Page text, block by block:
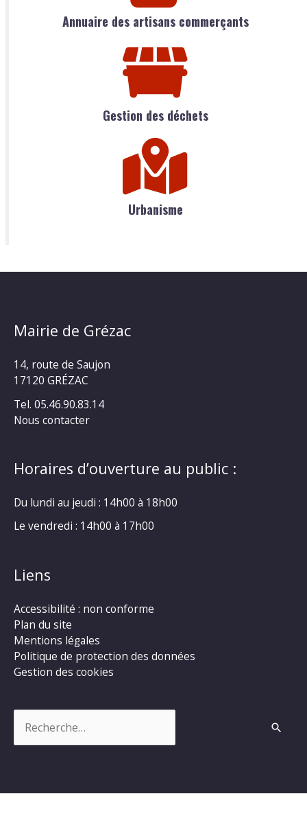
Annuaire des artisans commerçants
Gestion des déchets
Urbanisme
Mairie de Grézac
14, route de Saujon
17120 GRÉZAC
Tel. 05.46.90.83.14
Nous contacter
Horaires d’ouverture au public :
Du lundi au jeudi : 14h00 à 18h00
Le vendredi : 14h00 à 17h00
Liens
Accessibilité : non conforme
Plan du site
Mentions légales
Politique de protection des données
Gestion des cookies